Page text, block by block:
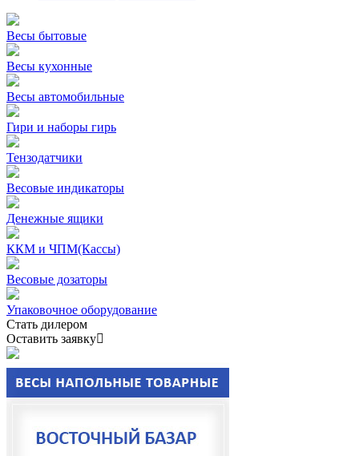
Весы бытовые
Весы кухонные
Весы автомобильные
Гири и наборы гирь
Тензодатчики
Весовые индикаторы
Денежные ящики
ККМ и ЧПМ(Кассы)
Весовые дозаторы
Упаковочное оборудование
Стать дилером
Оставить заявку